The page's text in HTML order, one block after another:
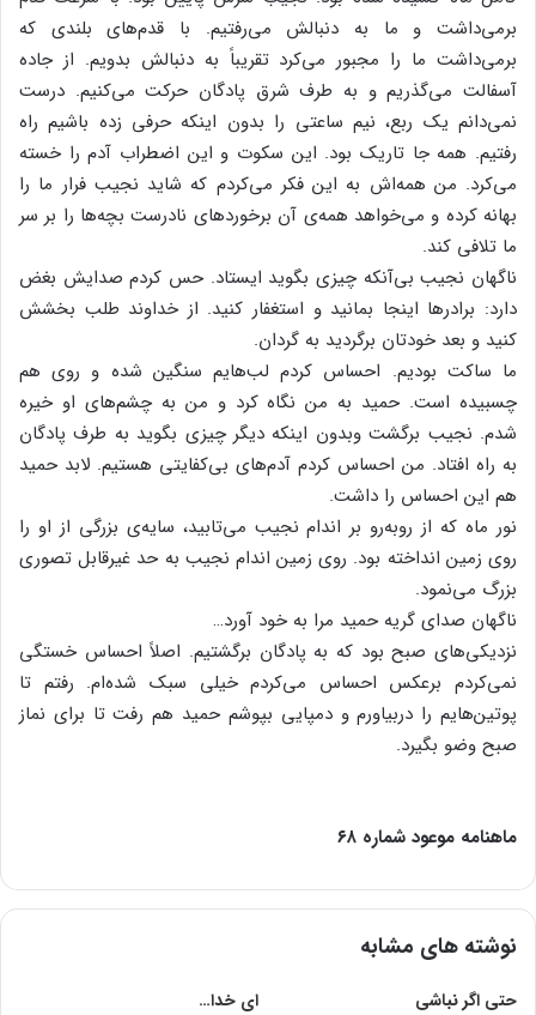
برمی‌داشت و ما به دنبالش می‌رفتیم. با قدم‌های بلندی که
برمی‌داشت ما را مجبور می‌کرد تقریباً به دنبالش بدویم. از جاده
آسفالت می‌گذریم و به طرف شرق پادگان حرکت می‌کنیم. درست
نمی‌دانم یک ربع، نیم ساعتی را بدون اینکه حرفی زده باشیم راه
رفتیم. همه جا تاریک بود. این سکوت و این اضطراب آدم را خسته
می‌کرد. من همه‌اش به این فکر می‌کردم که شاید نجیب فرار ما را
بهانه کرده و می‌خواهد همه‌ی آن برخوردهای نادرست بچه‌ها را بر سر
ما تلافی کند.
ناگهان نجیب بی‌آنکه چیزی بگوید ایستاد. حس کردم صدایش بغض
دارد: برادرها اینجا بمانید و استغفار کنید. از خداوند طلب بخشش
کنید و بعد خودتان برگردید به گردان.
ما ساکت بودیم. احساس کردم لب‌هایم سنگین شده و روی هم
چسبیده است. حمید به من نگاه کرد و من به چشم‌های او خیره
شدم. نجیب برگشت وبدون اینکه دیگر چیزی بگوید به طرف پادگان
به راه افتاد. من احساس کردم آدم‌های بی‌کفایتی هستیم. لابد حمید
هم این احساس را داشت.
نور ماه که از روبه‌رو بر اندام نجیب می‌تابید، سایه‌ی بزرگی از او را
روی زمین انداخته بود. روی زمین اندام نجیب به حد غیرقابل تصوری
بزرگ می‌نمود.
ناگهان صدای گریه حمید مرا به خود آورد…
نزدیکی‌های صبح بود که به پادگان برگشتیم. اصلاً احساس خستگی
نمی‌کردم برعکس احساس می‌کردم خیلی سبک شده‌ام. رفتم تا
پوتین‌هایم را دربیاورم و دمپایی بپوشم حمید هم رفت تا برای نماز
صبح وضو بگیرد.
ماهنامه موعود شماره ۶۸
نوشته های مشابه
حتی اگر نباشی
ای خدا…